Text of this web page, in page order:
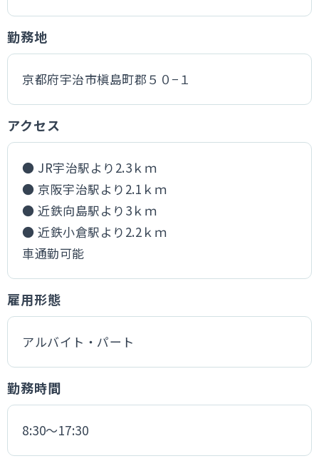
勤務地
京都府宇治市槇島町郡５０−１
アクセス
● JR宇治駅より2.3ｋｍ
● 京阪宇治駅より2.1ｋｍ
● 近鉄向島駅より3ｋｍ
● 近鉄小倉駅より2.2ｋｍ
車通勤可能
雇用形態
アルバイト・パート
勤務時間
8:30～17:30